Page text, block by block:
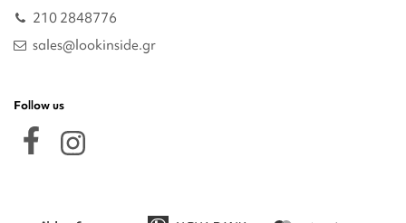
210 2848776
sales@lookinside.gr
Follow us